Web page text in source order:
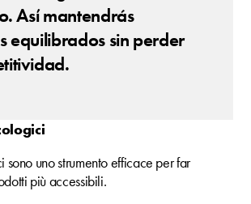
Así mantendrás
equilibrados sin perder
sono uno strumento efficace per far
più accessibili.